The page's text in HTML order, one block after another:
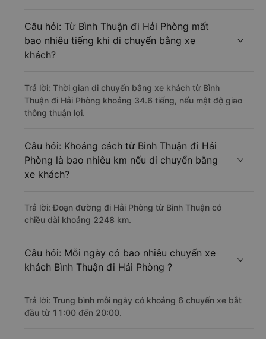
Câu hỏi: Từ Bình Thuận đi Hải Phòng mất
bao nhiêu tiếng khi di chuyển bằng xe
khách?
Trả lời: Thời gian di chuyển bằng xe khách từ Bình
Thuận đi Hải Phòng khoảng 34.6 tiếng, nếu mật độ giao
thông thuận lợi.
Câu hỏi: Khoảng cách từ Bình Thuận đi Hải
Phòng là bao nhiêu km nếu di chuyển bằng
xe khách?
Trả lời: Đoạn đường đi Hải Phòng từ Bình Thuận có
chiều dài khoảng 2248 km.
Câu hỏi: Mỗi ngày có bao nhiêu chuyến xe
khách Bình Thuận đi Hải Phòng ?
Trả lời: Trung bình mỗi ngày có khoảng 6 chuyến xe bắt
đầu từ 11:00 đến 20:00.